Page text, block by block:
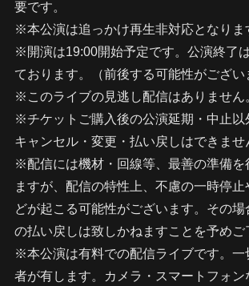
要です。
※本公演は追っかけ再生非対応となりま
※開演は19:00開始予定です。公演終了
ております。（前後する可能性がござい
※このライブの見逃し配信はありません
※チケットご購入後の公演延期・中止以
キャンセル・変更・払い戻しはできませ
※配信には機材・回線等、最善の準備を
ますが、配信の特性上、不慮の一時停
どが起こる可能性がございます。その
の払い戻しは致しかねますことを予めご
※本公演は有料での配信ライブです。一
者が有します。カメラ・スマートフォ